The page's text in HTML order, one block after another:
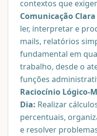
contextos que
Comunicação Clara
ler, interpretar e
mails, relatórios
fundamental em
trabalho, desde o
funções
Raciocínio Lógico-
Dia: Realizar
percentuais,
e resolver